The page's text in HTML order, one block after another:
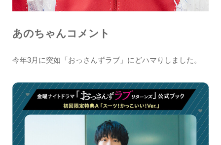
あのちゃんコメント
今年3月に突如「おっさんずラブ」にどハマりしました。